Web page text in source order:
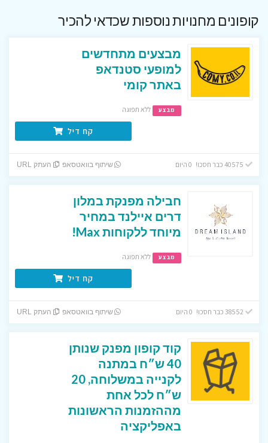
קופונים מחנויות נוספות שכדאי להכיר
מבצעים מתחדשים
למופעי סטנדאפ
באתר קומי
מבצע ללא תפוגה
קח דיל
שיתוף בוואטסאפ העתק URL
חבילה מפנקת במלון
דרים איילנד במחיר
מיוחד ללקוחות Max!
מבצע ללא תפוגה
קח דיל
שיתוף בוואטסאפ העתק URL
קוד קופון מפנק שנותן
40 ש״ח במתנה
לקנייה במשלוחה, 20
ש״ח לכל אחת
מההזמנות הראשונות
באפליקציה